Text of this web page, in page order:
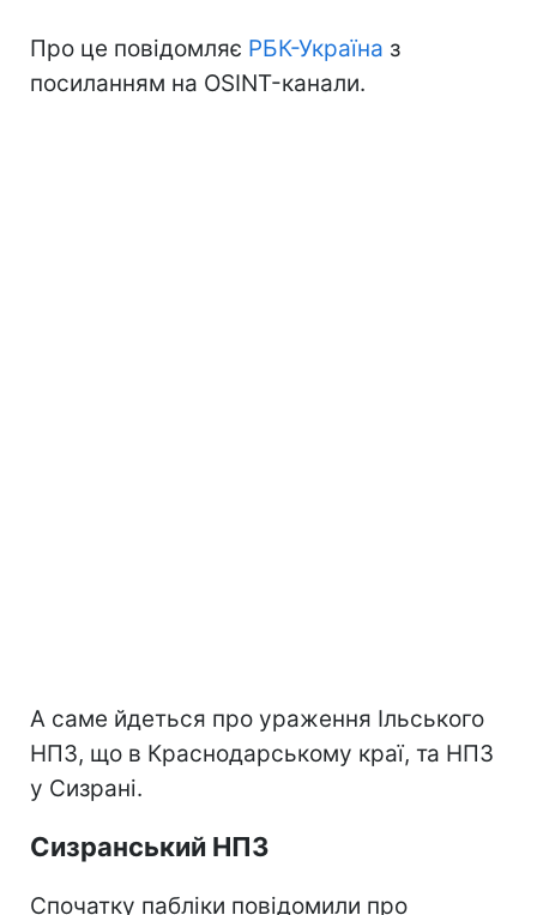
Про це повідомляє РБК-Україна з
посиланням на OSINT-канали.
А саме йдеться про ураження Ільського
НПЗ, що в Краснодарському краї, та НПЗ
у Сизрані.
Сизранський НПЗ
Спочатку пабліки повідомили про